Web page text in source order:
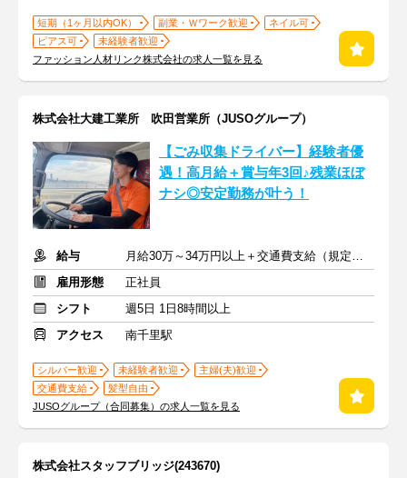
短期（1ヶ月以内OK） 副業・Ｗワーク歓迎
ネイル可
ピアス可
未経験者歓迎
ファッション人材リンク株式会社の求人一覧を見る
株式会社大建工業所 吹田営業所（JUSOグループ）
【ごみ収集ドライバー】経験者優
遇！高月給＋賞与年3回♪残業ほぼ
ナシ◎安定勤務が叶う！
給与
月給30万～34万円以上＋交通費支給（規定による）
雇用形態
正社員
シフト
週5日 1日8時間以上
アクセス
南千里駅
シルバー歓迎 未経験者歓迎
主婦(夫)歓迎
交通費支給
髪型自由
JUSOグループ（合同募集）の求人一覧を見る
株式会社スタッフブリッジ(243670)